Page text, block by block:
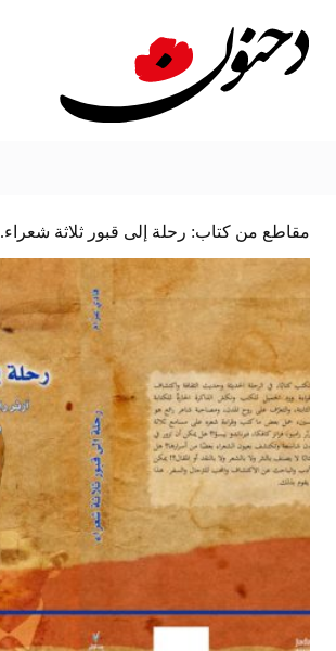
المحتوى
مقاطع من كتاب: رحلة إلى قبور ثلاثة شعراء.